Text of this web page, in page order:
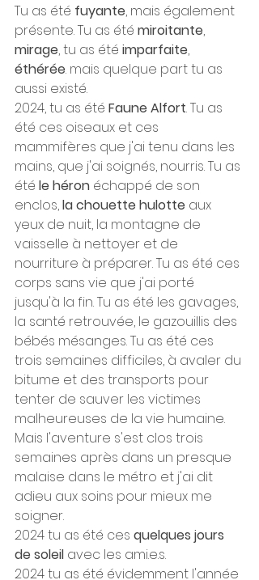
Tu as été fuyante, mais également
présente. Tu as été miroitante,
mirage, tu as été imparfaite,
éthérée. mais quelque part tu as
aussi existé.
2024, tu as été Faune Alfort. Tu as
été ces oiseaux et ces
mammifères que j'ai tenu dans les
mains, que j'ai soignés, nourris. Tu as
été le héron échappé de son
enclos, la chouette hulotte aux
yeux de nuit, la montagne de
vaisselle à nettoyer et de
nourriture à préparer. Tu as été ces
corps sans vie que j'ai porté
jusqu'à la fin. Tu as été les gavages,
la santé retrouvée, le gazouillis des
bébés mésanges. Tu as été ces
trois semaines difficiles, à avaler du
bitume et des transports pour
tenter de sauver les victimes
malheureuses de la vie humaine.
Mais l'aventure s'est clos trois
semaines après dans un presque
malaise dans le métro et j'ai dit
adieu aux soins pour mieux me
soigner.
2024 tu as été ces quelques jours
de soleil avec les ami.e.s.
2024 tu as été évidemment l'année